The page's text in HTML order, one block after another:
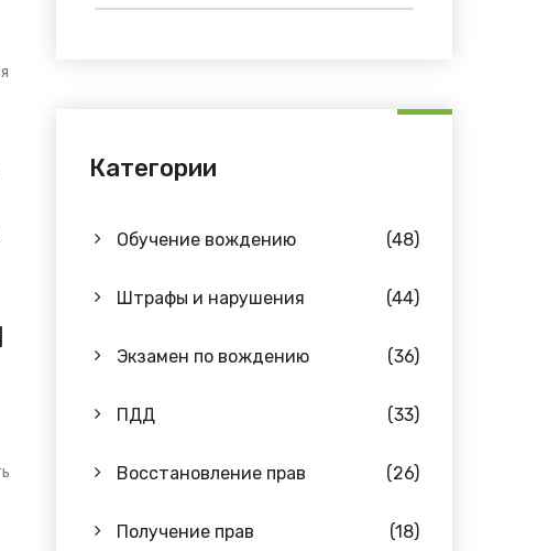
Категории
Обучение вождению (48)
Штрафы и нарушения (44)
Экзамен по вождению (36)
ПДД (33)
Восстановление прав (26)
Получение прав (18)